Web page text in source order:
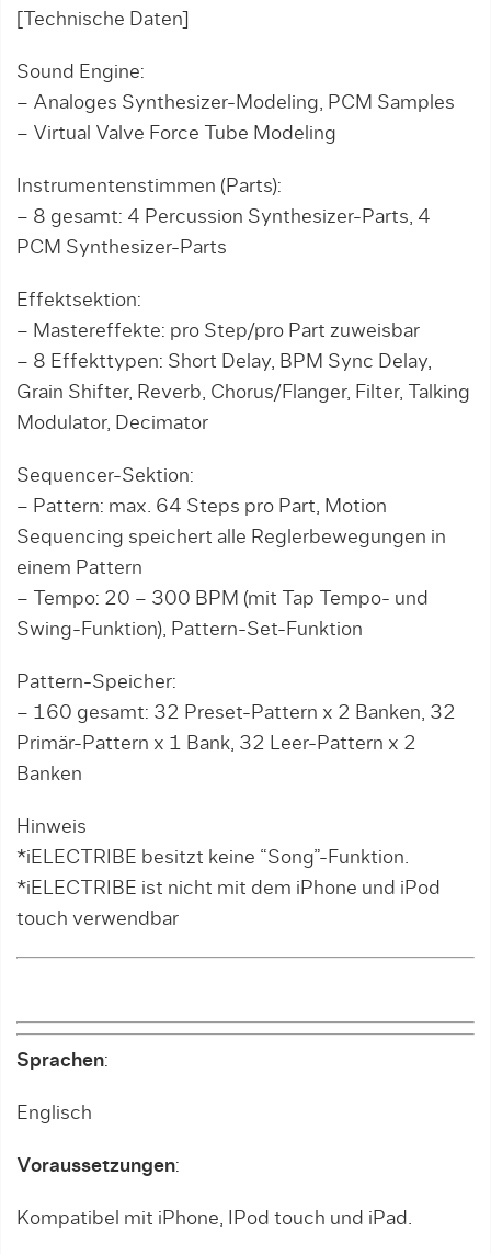
[Technische Daten]
Sound Engine:
– Analoges Synthesizer-Modeling, PCM Samples
– Virtual Valve Force Tube Modeling
Instrumentenstimmen (Parts):
– 8 gesamt: 4 Percussion Synthesizer-Parts, 4
PCM Synthesizer-Parts
Effektsektion:
– Mastereffekte: pro Step/pro Part zuweisbar
– 8 Effekttypen: Short Delay, BPM Sync Delay,
Grain Shifter, Reverb, Chorus/Flanger, Filter, Talking
Modulator, Decimator
Sequencer-Sektion:
– Pattern: max. 64 Steps pro Part, Motion
Sequencing speichert alle Reglerbewegungen in
einem Pattern
– Tempo: 20 – 300 BPM (mit Tap Tempo- und
Swing-Funktion), Pattern-Set-Funktion
Pattern-Speicher:
– 160 gesamt: 32 Preset-Pattern x 2 Banken, 32
Primär-Pattern x 1 Bank, 32 Leer-Pattern x 2
Banken
Hinweis
*iELECTRIBE besitzt keine “Song”-Funktion.
*iELECTRIBE ist nicht mit dem iPhone und iPod
touch verwendbar
Sprachen:
Englisch
Voraussetzungen:
Kompatibel mit iPhone, IPod touch und iPad.